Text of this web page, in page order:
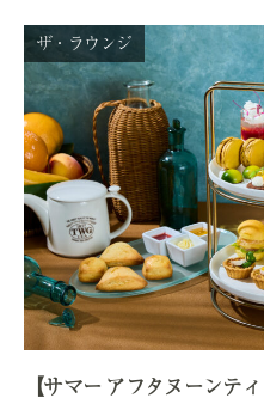
【サマー アフタヌーンテ
ザ・ラウンジ